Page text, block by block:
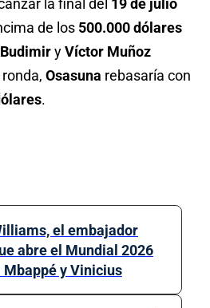
la final del 19 de julio
de los 500.000 dólares
BudimiryVíctor Muñoz
Osasuna rebasaría con
.
el embajador
abre el Mundial 2026
Mbappé y Vinicius